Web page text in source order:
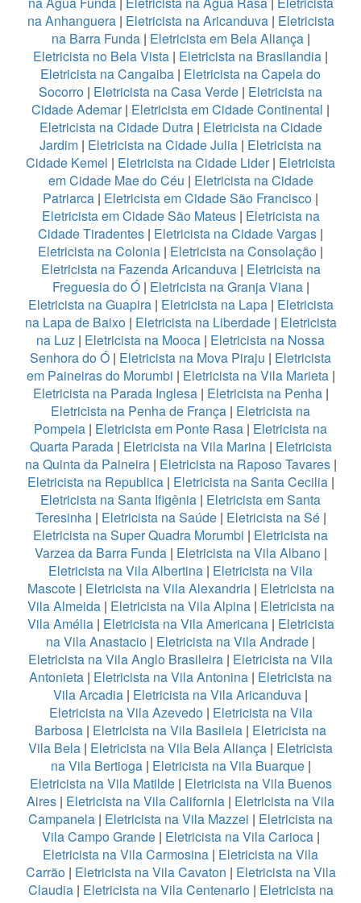
na Anhanguera| Eletricista na Aricanduva| Eletricista
na Barra Funda | Eletricista em Bela Aliança |
Eletricista no Bela Vista | Eletricista na Brasilandia |
Eletricista na Cangaiba | Eletricista na Capela do
Socorro | Eletricista na Casa Verde | Eletricista na
Cidade Ademar| Eletricista em Cidade Continental |
Eletricista na Cidade Dutra | Eletricista na Cidade
Jardim | Eletricista na Cidade Julia | Eletricista na
Cidade Kemel | Eletricista na Cidade Lider| Eletricista
em Cidade Mae do Céu | Eletricista na Cidade
Patriarca | Eletricista em Cidade São Francisco |
Eletricista em Cidade São Mateus| Eletricista na
Cidade Tiradentes | Eletricista na Cidade Vargas |
Eletricista na Colonia | Eletricista na Consolação |
Eletricista na Fazenda Aricanduva| Eletricista na
Freguesia do Ó| Eletricista na Granja Viana|
Eletricista na Guapira| Eletricista na Lapa| Eletricista
na Lapa de Baixo | Eletricista na Liberdade | Eletricista
na Luz | Eletricista na Mooca | Eletricista na Nossa
Senhora do Ó | Eletricista na Mova Piraju | Eletricista
em Paineiras do Morumbi | Eletricista na Vila Marieta|
Eletricista na Parada Inglesa | Eletricista na Penha|
Eletricista na Penha de França | Eletricista na
Pompeia | Eletricista em Ponte Rasa | Eletricista na
Quarta Parada| Eletricista na Vila Marina| Eletricista
na Quinta da Paineira| Eletricista na Raposo Tavares|
Eletricista na Republica| Eletricista na Santa Cecilia|
Eletricista na Santa Ifigênia | Eletricista em Santa
Teresinha| Eletricista na Saúde| Eletricista na Sé|
Eletricista na Super Quadra Morumbi | Eletricista na
Varzea da Barra Funda| Eletricista na Vila Albano|
Eletricista na Vila Albertina | Eletricista na Vila
Mascote| Eletricista na Vila Alexandria| Eletricista na
Vila Almeida | Eletricista na Vila Alpina | Eletricista na
Vila Amélia | Eletricista na Vila Americana| Eletricista
na Vila Anastacio | Eletricista na Vila Andrade |
Eletricista na Vila Anglo Brasileira | Eletricista na Vila
Antonieta | Eletricista na Vila Antonina | Eletricista na
Vila Arcadia | Eletricista na Vila Aricanduva |
Eletricista na Vila Azevedo| Eletricista na Vila
Barbosa | Eletricista na Vila Basileia | Eletricista na
Vila Bela | Eletricista na Vila Bela Aliança | Eletricista
na Vila Bertioga| Eletricista na Vila Buarque|
Eletricista na Vila Matilde| Eletricista na Vila Buenos
Aires | Eletricista na Vila California | Eletricista na Vila
Campanela | Eletricista na Vila Mazzei | Eletricista na
Vila Campo Grande| Eletricista na Vila Carioca|
Eletricista na Vila Carmosina | Eletricista na Vila
Carrão| Eletricista na Vila Cavaton | Eletricista na Vila
Claudia| Eletricista na Vila Centenario| Eletricista na